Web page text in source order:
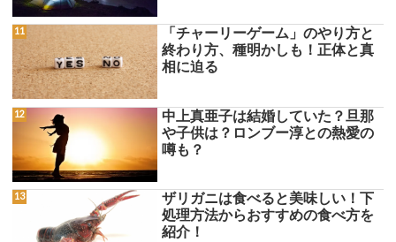
「チャーリーゲーム」のやり方と
終わり方、種明かしも！正体と真
相に迫る
中上真亜子は結婚していた？旦那
や子供は？ロンブー淳との熱愛の
噂も？
ザリガニは食べると美味しい！下
処理方法からおすすめの食べ方を
紹介！